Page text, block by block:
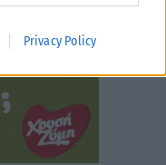
Privacy Policy